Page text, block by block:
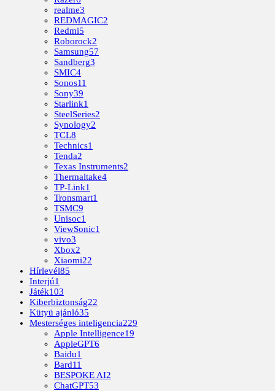
realme3
REDMAGIC2
Redmi5
Roborock2
Samsung57
Sandberg3
SMIC4
Sonos11
Sony39
Starlink1
SteelSeries2
Synology2
TCL8
Technics1
Tenda2
Texas Instruments2
Thermaltake4
TP-Link1
Tronsmart1
TSMC9
Unisoc1
ViewSonic1
vivo3
Xbox2
Xiaomi22
Hírlevél85
Interjú1
Játék103
Kiberbiztonság22
Kütyü ajánló35
Mesterséges inteligencia229
Apple Intelligence19
AppleGPT6
Baidu1
Bard11
BESPOKE AI2
ChatGPT53